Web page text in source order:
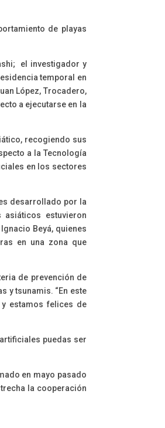
de playas
el investigador y
temporal en
López, Trocadero,
a ejecutarse en la
recogiendo sus
a la Tecnología
en los sectores
desarrollado por la
estuvieron
Beyá, quienes
en una zona que
de prevención de
y tsunamis. “En este
estamos felices de
puedas ser
en mayo pasado
la cooperación